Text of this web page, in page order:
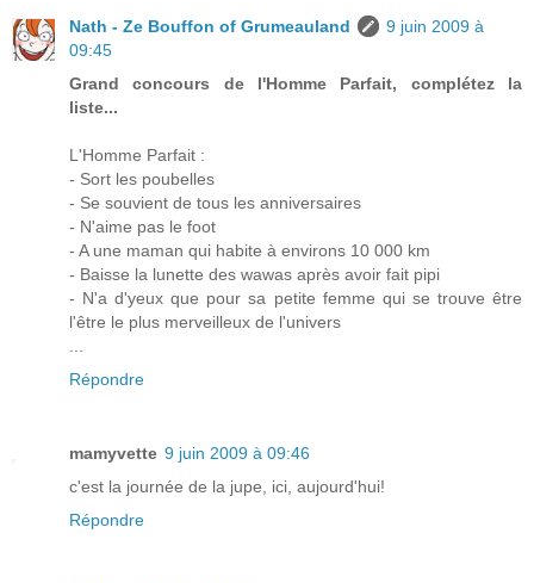
Nath - Ze Bouffon of Grumeauland
9 juin 2009 à
09:45
Grand concours de l'Homme Parfait, complétez la
liste...
L'Homme Parfait :
- Sort les poubelles
- Se souvient de tous les anniversaires
- N'aime pas le foot
- A une maman qui habite à environs 10 000 km
- Baisse la lunette des wawas après avoir fait pipi
- N'a d'yeux que pour sa petite femme qui se trouve être
l'être le plus merveilleux de l'univers
...
Répondre
mamyvette 9 juin 2009 à 09:46
c'est la journée de la jupe, ici, aujourd'hui!
Répondre